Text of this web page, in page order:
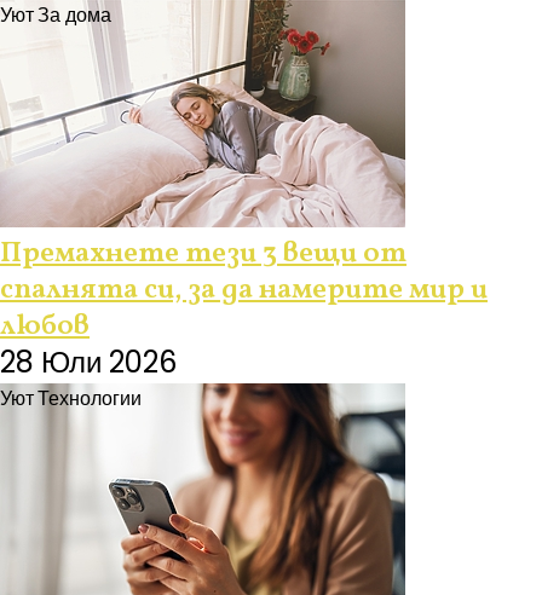
УютЗа дома
Премахнете тези 3 вещи от
спалнята си, за да намерите мир и
любов
28 Юли 2026
УютТехнологии